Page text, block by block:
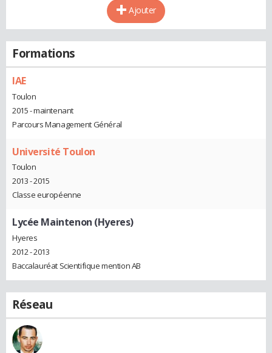
Ajouter
Formations
IAE
Toulon
2015 - maintenant
Parcours Management Général
Université Toulon
Toulon
2013 - 2015
Classe européenne
Lycée Maintenon (Hyeres)
Hyeres
2012 - 2013
Baccalauréat Scientifique mention AB
Réseau